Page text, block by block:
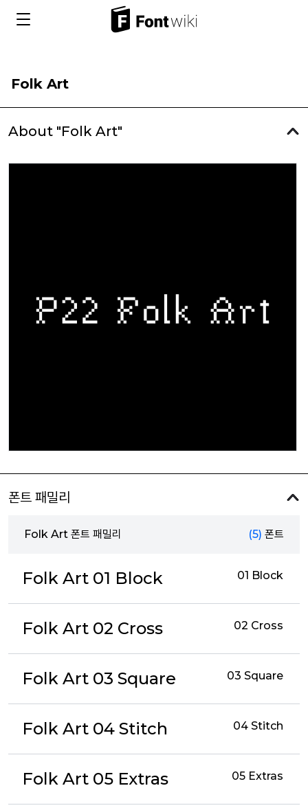
Folk Art
About "Folk Art"
폰트 패밀리
Folk Art 폰트 패밀리 (5) 폰트
Folk Art 01 Block 01 Block
Folk Art 02 Cross 02 Cross
Folk Art 03 Square 03 Square
Folk Art 04 Stitch 04 Stitch
Folk Art 05 Extras 05 Extras